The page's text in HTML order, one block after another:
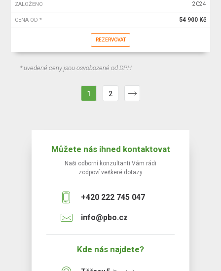
ZALOŽENO 2024
CENA OD * 54 900 Kč
REZERVOVAT
* uvedené ceny jsou osvobozené od DPH
1 2
Můžete nás ihned kontaktovat
Naši odborní konzultanti Vám rádi
zodpoví veškeré dotazy
+420 222 745 047
info@pbo.cz
Kde nás najdete?